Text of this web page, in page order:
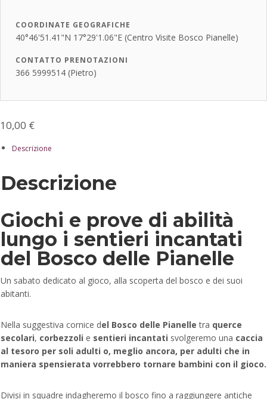
COORDINATE GEOGRAFICHE
40°46'51.41"N 17°29'1.06"E (Centro Visite Bosco Pianelle)
CONTATTO PRENOTAZIONI
366 5999514 (Pietro)
10,00 €
Descrizione
Descrizione
Giochi e prove di abilità
lungo i sentieri incantati
del Bosco delle Pianelle
Un sabato dedicato al gioco, alla scoperta del bosco e dei suoi
abitanti.
Nella suggestiva cornice del Bosco delle Pianelletra querce
secolari, corbezzoli e sentieri incantati svolgeremo una caccia
al tesoro per soli adulti o, meglio ancora, per adulti che in
maniera spensierata vorrebbero tornare bambini con il gioco.
Divisi in squadre indagheremo il bosco fino a raggiungere antiche